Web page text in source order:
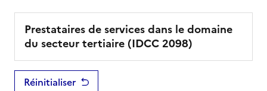
Prestataires de services dans le domaine
du secteur tertiaire (IDCC 2098)
Réinitialiser